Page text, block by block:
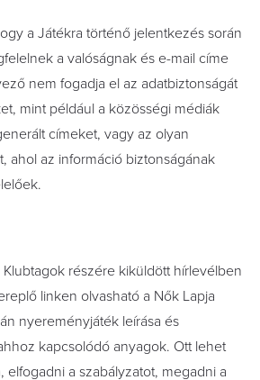
a Játékra történő jelentkezés során
a valóságnak és e-mail címe
nem fogadja el az adatbiztonságát
mint például a közösségi médiák
címeket, vagy az olyan
ahol az információ biztonságának
részére kiküldött hírlevélben
linken olvasható a Nők Lapja
nyereményjáték leírása és
kapcsolódó anyagok. Ott lehet
elfogadni a szabályzatot, megadni a